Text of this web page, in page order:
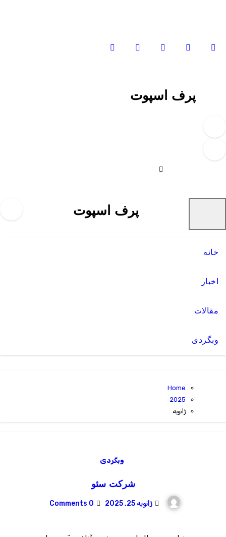
پرف اسپوت
پرف اسپوت
خانه
اخبار
مقالات
وبگردی
Home
2025
ژانویه
وبگردی
شرکت سئو
ژانویه 25, 2025 0 Comments